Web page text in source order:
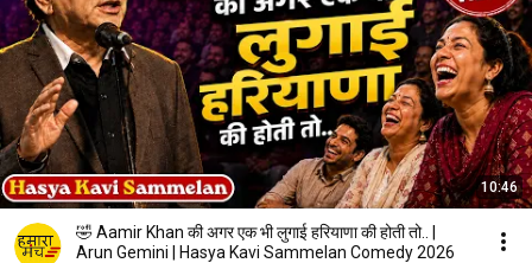
10:46
🤣 Aamir Khan की अगर एक भी लुगाई हरियाणा की होती तो.. |
Arun Gemini | Hasya Kavi Sammelan Comedy 2026